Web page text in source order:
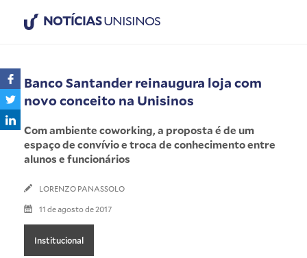
NOTÍCIASUNISINOS
Banco Santander reinaugura loja com
novo conceito na Unisinos
Com ambiente coworking, a proposta é de um
espaço de convívio e troca de conhecimento entre
alunos e funcionários
LORENZO PANASSOLO
11 de agosto de 2017
Institucional